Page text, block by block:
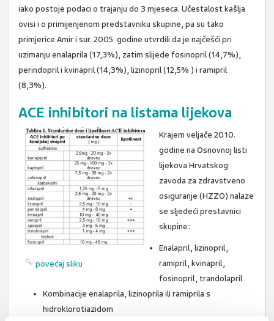
iako postoje podaci o trajanju do 3 mjeseca. Učestalost kašlja
ovisi i o primijenjenom predstavniku skupine, pa su tako
primjerice Amir i sur. 2005. godine utvrdili da je najčešći pri
uzimanju enalaprila (17,3%), zatim slijede fosinopril (14,7%),
perindopril i kvinapril (14,3%), lizinopril (12,5% ) i ramipril
(8,3%).
ACE inhibitori na listama lijekova
povećaj sliku
Krajem veljače 2010.
godine na Osnovnoj listi
lijekova Hrvatskog
zavoda za zdravstveno
osiguranje (HZZO) nalaze
se sljedeći prestavnici
skupine:
Enalapril, lizinopril,
ramipril, kvinapril,
fosinopril, trandolapril
Kombinacije enalaprila, lizinoprila ili ramiprila s
hidroklorotiazidom